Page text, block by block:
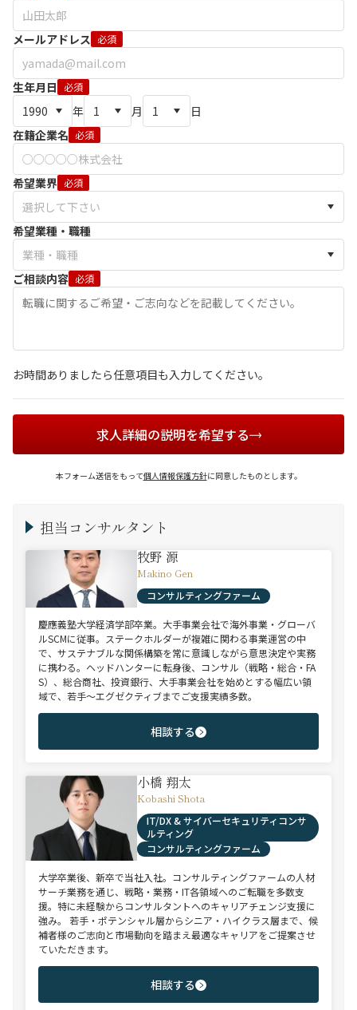
メールアドレス 必須
生年月日 必須
年 月
日
在籍企業名 必須
希望業界 必須
希望業種・職種
ご相談内容 必須
お時間ありましたら任意項目も入力してください。
求人詳細の説明を希望する
本フォーム送信をもって個人情報保護方針に同意したものとします。
担当コンサルタント
牧野 源
Makino Gen
コンサルティングファーム
慶應義塾大学経済学部卒業。大手事業会社で海外事業・グローバ
ルSCMに従事。ステークホルダーが複雑に関わる事業運営の中
で、サステナブルな関係構築を常に意識しながら意思決定や実務
に携わる。ヘッドハンターに転身後、コンサル（戦略・総合・FA
S）、総合商社、投資銀行、大手事業会社を始めとする幅広い領
域で、若手～エグゼクティブまでご支援実績多数。
相談する
小橋 翔太
Kobashi Shota
IT/DX & サイバーセキュリティコンサ
ルティング
コンサルティングファーム
大学卒業後、新卒で当社入社。コンサルティングファームの人材
サーチ業務を通じ、戦略・業務・IT各領域へのご転職を多数支
援。特に未経験からコンサルタントへのキャリアチェンジ支援に
強み。 若手・ポテンシャル層からシニア・ハイクラス層まで、候
補者様のご志向と市場動向を踏まえ最適なキャリアをご提案させ
ていただきます。
相談する